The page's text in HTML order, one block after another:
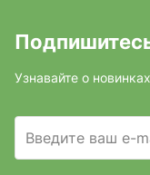
Узнавайте о
Введите ваш e-